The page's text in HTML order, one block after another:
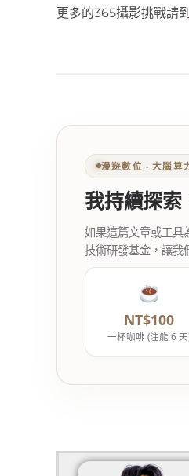
更多的365攝影挑戰請到
漫遊數位 ‧ 大腦算
我持續探
如果這篇文章或工具
技術研發基金，讓我
NT$100
一杯咖啡 (注能 6